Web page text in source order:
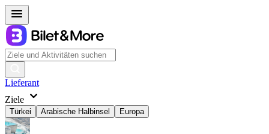
Lieferant
Ziele
Türkei Arabische Halbinsel Europa